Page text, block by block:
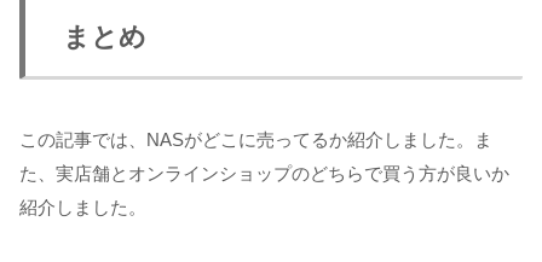
まとめ
この記事では、NASがどこに売ってるか紹介しました。ま
た、実店舗とオンラインショップのどちらで買う方が良いか
紹介しました。